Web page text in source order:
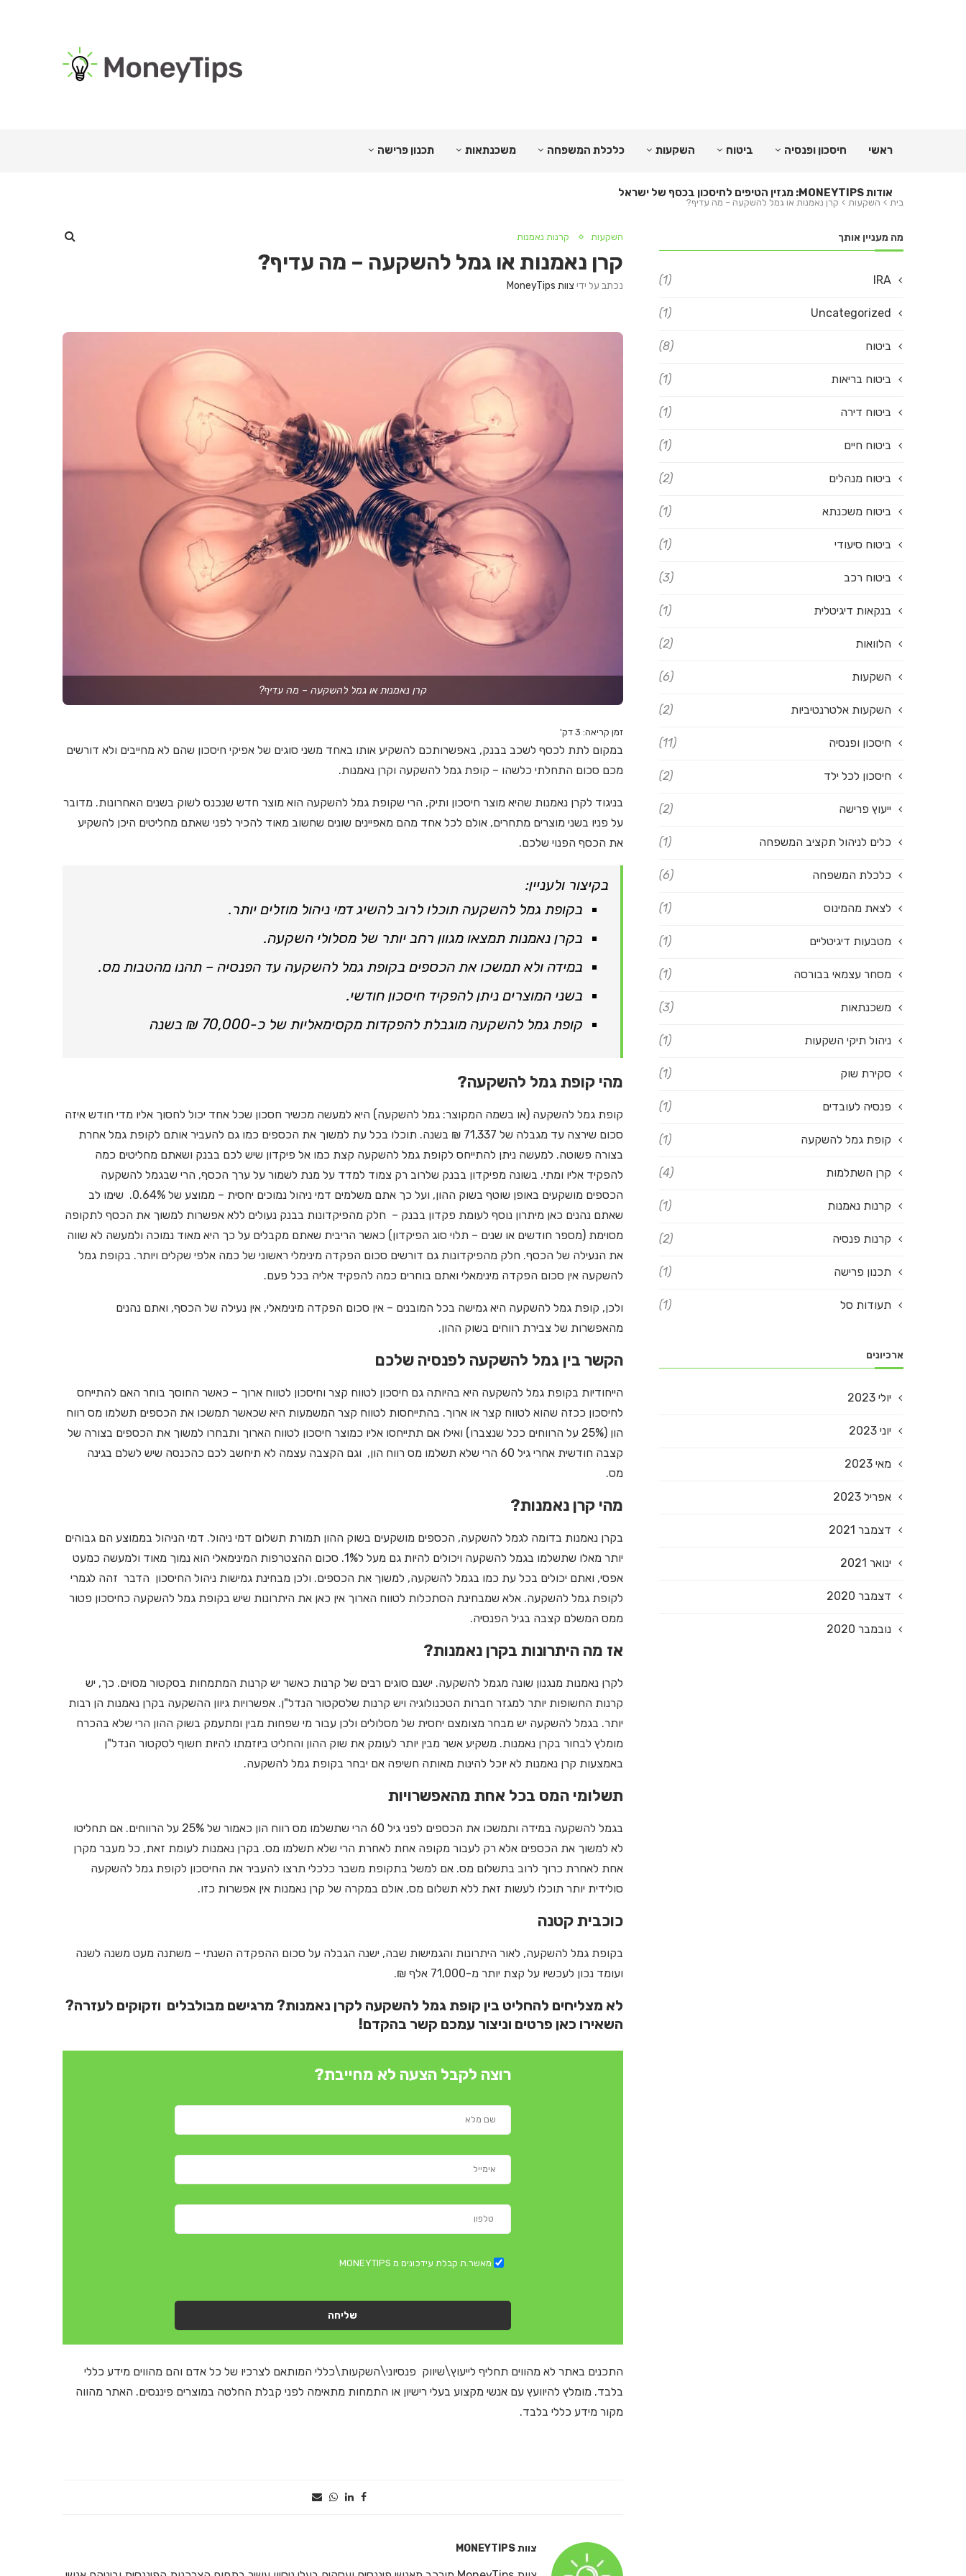
ראשי חיסכון ופנסיה ביטוח השקעות כלכלת המשפחה משכנתאות תכנון פרישה
אודות MONEYTIPS: מגזין הטיפים לחיסכון בכסף של ישראל
בית השקעות קרן נאמנות או גמל להשקעה – מה עדיף?
השקעות קרנות נאמנות
קרן נאמנות או גמל להשקעה – מה עדיף?
נכתב על ידי צוות MoneyTips
קרן נאמנות או גמל להשקעה – מה עדיף?
זמן קריאה: 3 דק'
במקום לתת לכסף לשכב בבנק, באפשרותכם להשקיע אותו באחד משני סוגים של אפיקי חיסכון שהם לא מחייבים ולא דורשים
מכם סכום התחלתי כלשהו – קופת גמל להשקעה וקרן נאמנות.
בניגוד לקרן נאמנות שהיא מוצר חיסכון ותיק, הרי שקופת גמל להשקעה הוא מוצר חדש שנכנס לשוק בשנים האחרונות. מדובר
על פניו בשני מוצרים מתחרים, אולם לכל אחד מהם מאפיינים שונים שחשוב מאוד להכיר לפני שאתם מחליטים היכן להשקיע
את הכסף הפנוי שלכם.
בקיצור ולעניין:
בקופת גמל להשקעה תוכלו לרוב להשיג דמי ניהול מוזלים יותר.
בקרן נאמנות תמצאו מגוון רחב יותר של מסלולי השקעה.
במידה ולא תמשכו את הכספים בקופת גמל להשקעה עד הפנסיה – תהנו מהטבות מס.
בשני המוצרים ניתן להפקיד חיסכון חודשי.
קופת גמל להשקעה מוגבלת להפקדות מקסימאליות של כ-70,000 ₪ בשנה
מהי קופת גמל להשקעה?
קופת גמל להשקעה (או בשמה המקוצר: גמל להשקעה) היא למעשה מכשיר חסכון שכל אחד יכול לחסוך אליו מדי חודש איזה
סכום שירצה עד מגבלה של 71,337 ₪ בשנה. תוכלו בכל עת למשוך את הכספים כמו גם להעביר אותם לקופת גמל אחרת
בצורה פשוטה. למעשה ניתן להתייחס לקופת גמל להשקעה קצת כמו אל פיקדון שיש לכם בבנק ושאתם מחליטים כמה
להפקיד אליו ומתי. בשונה מפיקדון בבנק שלרוב רק צמוד למדד על מנת לשמור על ערך הכסף, הרי שבגמל להשקעה
הכספים מושקעים באופן שוטף בשוק ההון, ועל כך אתם משלמים דמי ניהול נמוכים יחסית – ממוצע של 0.64%. שימו לב
שאתם נהנים כאן מיתרון נוסף לעומת פקדון בבנק – חלק מהפיקדונות בבנק נעולים ללא אפשרות למשוך את הכסף לתקופה
מסוימת (מספר חודשים או שנים – תלוי סוג הפיקדון) כאשר הריבית שאתם מקבלים על כך היא מאוד נמוכה ולמעשה לא שווה
את הנעילה של הכסף. חלק מהפיקדונות גם דורשים סכום הפקדה מינימלי ראשוני של כמה אלפי שקלים ויותר. בקופת גמל
להשקעה אין סכום הפקדה מינימאלי ואתם בוחרים כמה להפקיד אליה בכל פעם.
ולכן, קופת גמל להשקעה היא גמישה בכל המובנים – אין סכום הפקדה מינימאלי, אין נעילה של הכסף, ואתם נהנים
מהאפשרות של צבירת רווחים בשוק ההון.
הקשר בין גמל להשקעה לפנסיה שלכם
הייחודיות בקופת גמל להשקעה היא בהיותה גם חיסכון לטווח קצר וחיסכון לטווח ארוך – כאשר החוסך בוחר האם להתייחס
לחיסכון ככזה שהוא לטווח קצר או ארוך. בהתייחסות לטווח קצר המשמעות היא שכאשר תמשכו את הכספים תשלמו מס רווח
הון (25% על הרווחים ככל שנצברו) ואילו אם תתייחסו אליו כמוצר חיסכון לטווח הארוך ותבחרו למשוך את הכספים בצורה של
קצבה חודשית אחרי גיל 60 הרי שלא תשלמו מס רווח הון, וגם הקצבה עצמה לא תיחשב לכם כהכנסה שיש לשלם בגינה
מס.
מהי קרן נאמנות?
בקרן נאמנות בדומה לגמל להשקעה, הכספים מושקעים בשוק ההון תמורת תשלום דמי ניהול. דמי הניהול בממוצע הם גבוהים
יותר מאלו שתשלמו בגמל להשקעה ויכולים להיות גם מעל ל1%. סכום ההצטרפות המינימאלי הוא נמוך מאוד ולמעשה כמעט
אפסי, ואתם יכולים בכל עת כמו בגמל להשקעה, למשוך את הכספים. ולכן מבחינת גמישות ניהול החיסכון הדבר זהה לגמרי
לקופת גמל להשקעה. אלא שמבחינת הסתכלות לטווח הארוך אין כאן את היתרונות שיש בקופת גמל להשקעה כחיסכון פטור
ממס המשלם קצבה בגיל הפנסיה.
אז מה היתרונות בקרן נאמנות?
לקרן נאמנות מנגנון שונה מגמל להשקעה. ישנם סוגים רבים של קרנות כאשר יש קרנות המתמחות בסקטור מסוים. כך, יש
קרנות החשופות יותר למגזר חברות הטכנולוגיה ויש קרנות שלסקטור הנדל"ן. אפשרויות גיוון ההשקעה בקרן נאמנות הן רבות
יותר. בגמל להשקעה יש מבחר מצומצם יחסית של מסלולים ולכן עבור מי שפחות מבין ומתעמק בשוק ההון הרי שלא בהכרח
מומלץ לבחור בקרן נאמנות. משקיע אשר מבין יותר לעומק את שוק ההון והחליט ביוזמתו להיות חשוף לסקטור הנדל"ן
באמצעות קרן נאמנות לא יוכל להינות מאותה חשיפה אם יבחר בקופת גמל להשקעה.
תשלומי המס בכל אחת מהאפשרויות
בגמל להשקעה במידה ותמשכו את הכספים לפני גיל 60 הרי שתשלמו מס רווח הון כאמור של 25% על הרווחים. אם תחליטו
לא למשוך את הכספים אלא רק לעבור מקופה אחת לאחרת הרי שלא תשלמו מס. בקרן נאמנות לעומת זאת, כל מעבר מקרן
אחת לאחרת כרוך לרוב בתשלום מס. אם למשל בתקופת משבר כלכלי תרצו להעביר את החיסכון לקופת גמל להשקעה
סולידית יותר תוכלו לעשות זאת ללא תשלום מס, אולם במקרה של קרן נאמנות אין אפשרות כזו.
כוכבית קטנה
בקופת גמל להשקעה, לאור היתרונות והגמישות שבה, ישנה הגבלה על סכום ההפקדה השנתי – משתנה מעט משנה לשנה
ועומד נכון לעכשיו על קצת יותר מ-71,000 אלף ₪.
לא מצליחים להחליט בין קופת גמל להשקעה לקרן נאמנות? מרגישם מבולבלים וזקוקים לעזרה?
השאירו כאן פרטים וניצור עמכם קשר בהקדם!
רוצה לקבל הצעה לא מחייבת?
מאשר.ת קבלת עידכונים מ MONEYTIPS
שליחה
התכנים באתר לא מהווים תחליף לייעוץ\שיווק פנסיוני\השקעות\כללי המותאם לצרכיו של כל אדם והם מהווים מידע כללי
בלבד. מומלץ להיוועץ עם אנשי מקצוע בעלי רישיון או התמחות מתאימה לפני קבלת החלטה במוצרים פיננסים. האתר מהווה
מקור מידע כללי בלבד.
צוות MONEYTIPS
מה מעניין אותך
IRA
(1)
Uncategorized
(1)
ביטוח (8)
ביטוח בריאות (1)
ביטוח דירה (1)
ביטוח חיים (1)
ביטוח מנהלים (2)
ביטוח משכנתא (1)
ביטוח סיעודי (1)
ביטוח רכב (3)
בנקאות דיגיטלית (1)
הלוואות (2)
השקעות (6)
השקעות אלטרנטיביות (2)
חיסכון ופנסיה (11)
חיסכון לכל ילד (2)
ייעוץ פרישה (2)
כלים לניהול תקציב המשפחה (1)
כלכלת המשפחה (6)
לצאת מהמינוס (1)
מטבעות דיגיטליים (1)
מסחר עצמאי בבורסה (1)
משכנתאות (3)
ניהול תיקי השקעות (1)
סקירת שוק (1)
פנסיה לעובדים (1)
קופת גמל להשקעה (1)
קרן השתלמות (4)
קרנות נאמנות (1)
קרנות פנסיה (2)
תכנון פרישה (1)
תעודות סל (1)
ארכיונים
יולי 2023
יוני 2023
מאי 2023
אפריל 2023
דצמבר 2021
ינואר 2021
דצמבר 2020
נובמבר 2020